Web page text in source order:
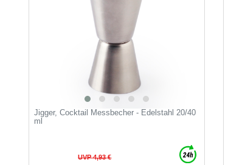
Jigger, Cocktail Messbecher - Edelstahl 20/40
ml
UVP 4,93 €